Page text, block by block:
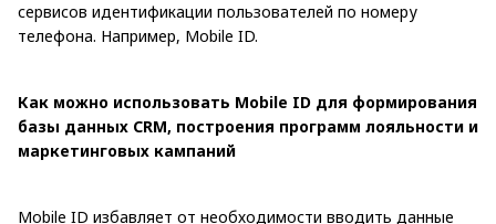
сервисов идентификации пользователей по номеру
телефона. Например, Mobile ID.
Как можно использовать Mobile ID для формирования
базы данных CRM, построения программ лояльности и
маркетинговых кампаний
Mobile ID избавляет от необходимости вводить данные